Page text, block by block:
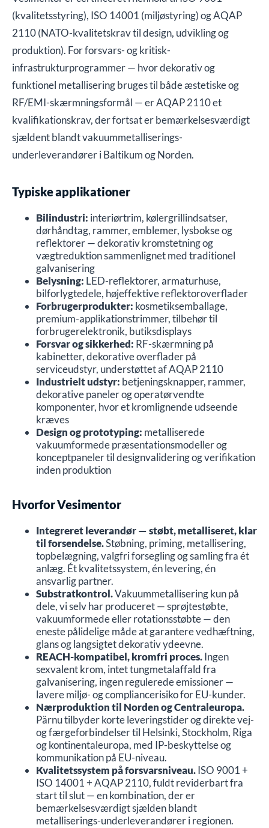
(kvalitetsstyring), ISO 14001 (miljøstyring) og AQAP
2110 (NATO-kvalitetskrav til design, udvikling og
produktion). For forsvars- og kritisk-
infrastrukturprogrammer — hvor dekorativ og
funktionel metallisering bruges til både æstetiske og
RF/EMI-skærmningsformål — er AQAP 2110 et
kvalifikationskrav, der fortsat er bemærkelsesværdigt
sjældent blandt vakuummetalliserings-
underleverandører i Baltikum og Norden.
Typiske applikationer
Bilindustri: interiørtrim, kølergrillindsatser,
dørhåndtag, rammer, emblemer, lysbokse og
reflektorer — dekorativ kromstetning og
vægtreduktion sammenlignet med traditionel
galvanisering
Belysning: LED-reflektorer, armaturhuse,
bilforlygtedele, højeffektive reflektoroverflader
Forbrugerprodukter: kosmetiksemballage,
premium-applikationstrimmer, tilbehør til
forbrugerelektronik, butiksdisplays
Forsvar og sikkerhed: RF-skærmning på
kabinetter, dekorative overflader på
serviceudstyr, understøttet af AQAP 2110
Industrielt udstyr: betjeningsknapper, rammer,
dekorative paneler og operatørvendte
komponenter, hvor et kromlignende udseende
kræves
Design og prototyping: metalliserede
vakuumformede præsentationsmodeller og
konceptpaneler til designvalidering og verifikation
inden produktion
Hvorfor Vesimentor
Integreret leverandør — støbt, metalliseret, klar
til forsendelse.Støbning, priming, metallisering,
topbelægning, valgfri forsegling og samling fra ét
anlæg. Ét kvalitetssystem, én levering, én
ansvarlig partner.
Substratkontrol.Vakuummetallisering kun på
dele, vi selv har produceret — sprøjtestøbte,
vakuumformede eller rotationsstøbte — den
eneste pålidelige måde at garantere vedhæftning,
glans og langsigtet dekorativ ydeevne.
REACH-kompatibel, kromfri proces.Ingen
sexvalent krom, intet tungmetalaffald fra
galvanisering, ingen regulerede emissioner —
lavere miljø- og compliancerisiko for EU-kunder.
Nærproduktion til Norden og Centraleuropa.
Pärnu tilbyder korte leveringstider og direkte vej-
og færgeforbindelser til Helsinki, Stockholm, Riga
og kontinentaleuropa, med IP-beskyttelse og
kommunikation på EU-niveau.
Kvalitetssystem på forsvarsniveau.ISO 9001 +
ISO 14001 + AQAP 2110, fuldt reviderbart fra
start til slut — en kombination, der er
bemærkelsesværdigt sjælden blandt
metalliserings-underleverandører i regionen.
Anmod om B2B-tilbud
Udfyld formularen og upload dine tegninger for et hurtigt
prisoverslag.
Dit navn *
E-mailadresse *
Forespørgselsdetaljer / Tekniske noter
Tekniske tegninger (PDF, DWG, STEP osv.) *
Træk og slip tegninger her ellervælg filer
Tilladt: .pdf, .dwg, .dxf, .step, .stp, .igs, .iges, .zip (maks 50 MB)
Send forespørgsel